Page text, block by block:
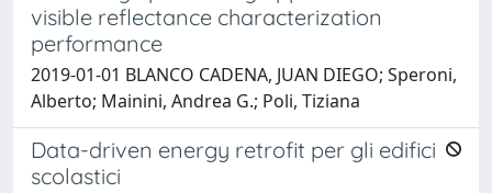
visible reflectance characterization
performance
2019-01-01 BLANCO CADENA, JUAN DIEGO; Speroni,
Alberto; Mainini, Andrea G.; Poli, Tiziana
Data-driven energy retrofit per gli edifici
scolastici